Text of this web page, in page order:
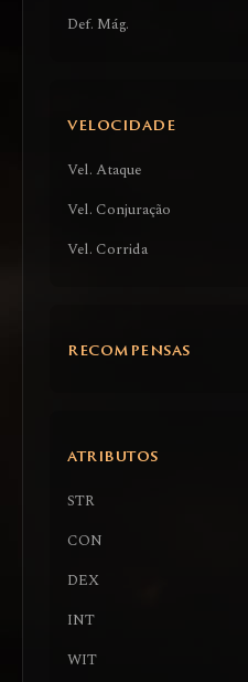
Def. Mág.
VELOCIDADE
Vel. Ataque
Vel. Conjuração
Vel. Corrida
RECOMPENSAS
ATRIBUTOS
STR
CON
DEX
INT
WIT